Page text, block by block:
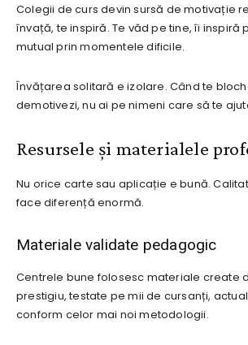
Colegii de curs devin sursă de motivație
învață, te inspiră. Te văd pe tine, îi inspiră
mutual prin momentele dificile.
Învățarea solitară e izolare. Când te
demotivezi, nu ai pe nimeni care să te
Resursele și materialele
Nu orice carte sau aplicație e bună.
face diferență enormă.
Materiale validate pedagogic
Centrele bune folosesc materiale create
prestigiu, testate pe mii de cursanți,
conform celor mai noi metodologii.